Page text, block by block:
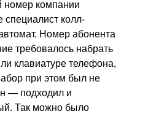
номер компании
специалист колл-
Номер абонента
требовалось набрать
клавиатуре телефона,
при этом был не
— подходил и
Так можно было